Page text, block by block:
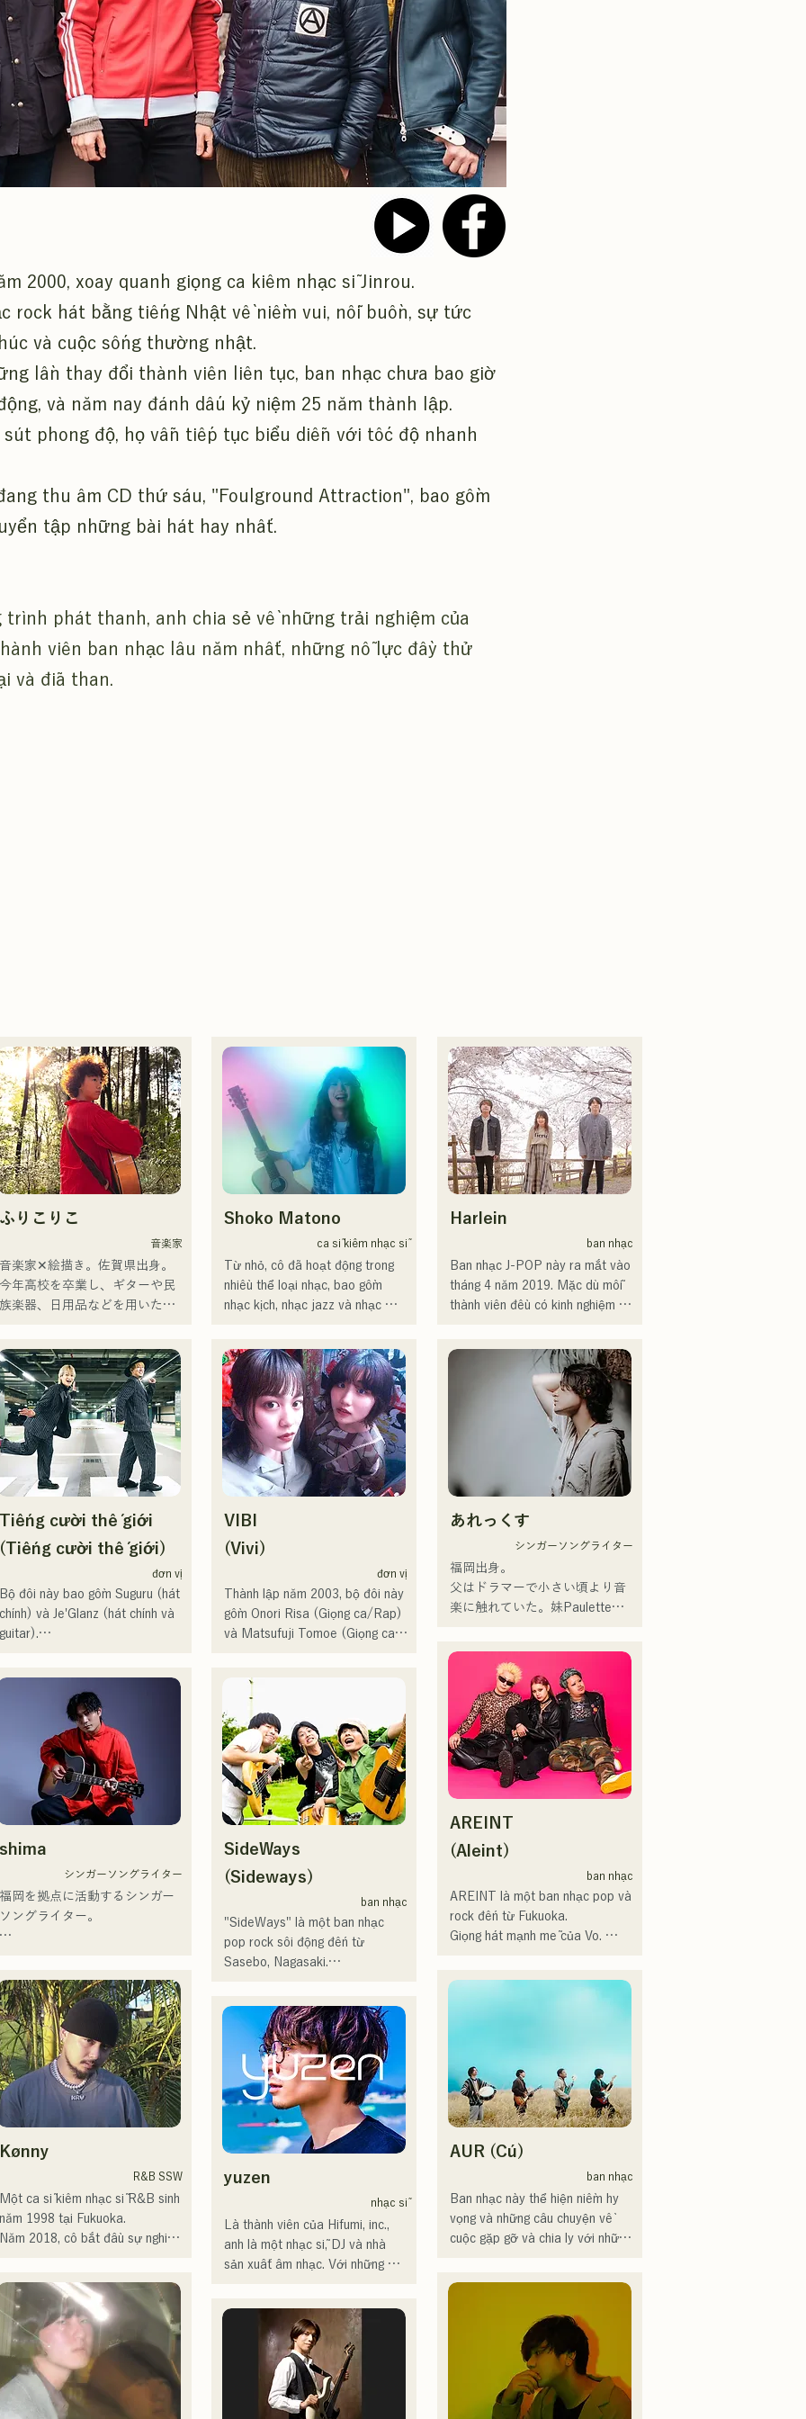
2000, xoay quanh giọng ca kiêm nhạc sĩ Jinrou.
rock hát bằng tiếng Nhật về niềm vui, nỗi buồn, sự tức
và cuộc sống thường nhật.
lần thay đổi thành viên liên tục, ban nhạc chưa bao giờ
và năm nay đánh dấu kỷ niệm 25 năm thành lập.
sút phong độ, họ vẫn tiếp tục biểu diễn với tốc độ nhanh
thu âm CD thứ sáu, "Foulground Attraction", bao gồm
tập những bài hát hay nhất.
trình phát thanh, anh chia sẻ về những trải nghiệm của
viên ban nhạc lâu năm nhất, những nỗ lực đầy thử
và đĩa than.
ふりこりこ
音楽家
音楽家✕絵描き。佐賀県出身。
今年高校を卒業し、ギターや民
族楽器、日用品などを用いた、
作に励む。枠に収まりきれな
マルチな表現スタイルを確立
るため、日々探求を続けてい
る。現在はSNSを中心に、自身
表現を発信中。
Tiếng cười thế giới
(Tiếng cười thế giới)
đơn vị
Bộ đôi này bao gồm Suguru (hát
chính) và Je'Glanz (hát chính và
guitar).
biểu diễn tại Red and White
Song Battle.
Họ có hơn 3,5 triệu lượt xem
trên mạng xã hội và hơn 119.000
người theo dõi!
Họ cũng được chọn thể hiện ca
khúc chủ đề cho Giải vô địch
Bản lần thứ 106 vào năm 2024,
đại diện cho J:COM Fukuoka,
Kumamoto và Shimonoseki,
khiến họ trở thành một nhóm
shima
シンガーソングライター
福岡を拠点に活動するシンガー
ソングライター。
の力強さとバラードの繊細さ
併せ持つ楽曲を届けている。
ンセプトは、「等身大のまま
。僕とあなたのための音楽
。」気持ちが落ち込んだ時
、心が沈んでしまう時こそ聴
自分自身も迷いや葛藤を抱える
瞬間があるからこそ、作り物で
はなく、ありのままの感情や言
葉をそのまま音楽にしている。
福岡を中心にブッキングライブ
路上ライブなど精力的に活動
を行っている。
年11月22日にはファースト
ワンマンライブを開催。
Kønny
R&B SSW
Một ca sĩ kiêm nhạc sĩ R&B sinh
năm 1998 tại Fukuoka.
Năm 2018, cô bắt đầu sự nghiệp
(trước đây là MELTY
LOUNGE).
Năm 2022, cô bắt đầu hoạt
solo với nghệ danh Kønny.
Kết hợp âm nhạc R&B của
năm 90 và 2000 đã ảnh
hưởng đến cô từ khi còn nhỏ, cô
Shoko Matono
ca sĩ kiêm nhạc sĩ
Từ nhỏ, cô đã hoạt động trong
nhiều thể loại nhạc, bao gồm
nhạc kịch, nhạc jazz và nhạc
Cô đã xuất hiện trên nhiều
phương tiện truyền thông, chủ
yếu tại quê nhà Fukuoka và
Kyushu, và cũng tham gia vào
nhiều bài hát và phim quảng cáo
của các công ty.
Từ năm 2014 đến năm 2017, cô
trong nhiều lĩnh vực, bao gồm
sáng tác bài hát cho quảng cáo
trong chương trình "MUSIC
FAIR" của Fuji TV, và xuất hiện
trong các vở nhạc kịch rock.
Fukuoka, nơi cô không chỉ làm
việc mà còn hoạt động trong
nhiều lĩnh vực khác, bao gồm
phát thanh viên, huấn luyện viên
thanh nhạc và giảng viên trường
dạy nghề. Với giọng hát cao vút
và khả năng ca hát xuất chúng,
cô là một ca sĩ kiêm nhạc sĩ sẽ
dẫn dắt thế hệ tương lai.
VIBI
(Vivi)
đơn vị
Thành lập năm 2003, bộ đôi này
gồm Onori Risa (Giọng ca/Rap)
và Matsufuji Tomoe (Giọng ca).
nhẹ nhàng và giọng hát ấm áp
nhưng đầy nội lực, nhẹ nhàng
chạm đến trái tim người nghe.
Họ chính thức bắt đầu hoạt động
với việc phát hành đĩa đơn đầu
ngày 23 tháng 1 năm 2025.
Họ thể hiện âm nhạc của mình
Họ được hỗ trợ trong các bản
thu âm và biểu diễn trực tiếp bởi
Zigzaguzu, Taisei (Trống) trước
đây của meow, Yuya Suehiro
(Guitar) của the perfect me, và
S0. (Banus) của xanadoo.
[ĐĨA ĐƠN MỚI]
Bài hát mới của họ, "The World
is Love," sẽ được phát hành vào
SideWays
(Sideways)
ban nhạc
"SideWays" là một ban nhạc
pop rock sôi động đến từ
Sasebo, Nagasaki.
hành EP mới "Yume Sen'ya" và
bắt đầu chuyến lưu diễn toàn
Hãy cùng thưởng thức những bài
hát vui nhộn nhưng cũng có phần
u sầu của họ dựa trên tiểu
yuzen
nhạc sĩ
Là thành viên của Hifumi, inc.,
anh là một nhạc sĩ, DJ và nhà
sản xuất âm nhạc. Với những
bữa tiệc trên khắp đất nước. Kỹ
năng biểu diễn trên sân khấu,
cùng với kỹ năng DJ vững chắc,
của anh được đánh giá rất cao.
Harlein
ban nhạc
Ban nhạc J-POP này ra mắt vào
tháng 4 năm 2019. Mặc dù mỗi
thành viên đều có kinh nghiệm và
định thành lập một ban nhạc với
những mục tiêu âm nhạc mới.
Giọng hát trong trẻo và những
bài hát với ca từ gần gũi, giai
điệu hoài niệm của CHiKa đã
nhận được sự ủng hộ từ nhiều
thế hệ. Cá tính riêng của từng
trợ âm nhạc, và âm thanh nhẹ
nhàng, ấm áp.
Hiện tại, họ biểu diễn tại các địa
điểm nhạc sống và sự kiện ngoài
trời, chủ yếu ở Fukuoka, và cũng
あれっくす
シンガーソングライター
福岡出身。
父はドラマーで小さい頃より音
楽に触れていた。妹Pauletteも
クファミリー。
10代後半にアメリカへ4年半留
学。
現在はLOVE FMの"music
×serendipity"でラジオDJを務め
る。
またアーティストの傍、モデル
界的有名なオーディション番組
「ブリテンズゴットタレント」
デンブザーを獲得し、その後ス
ペインのゴットタレントでもゴ
ールデンブザーを獲得した、ノ
ボせもんなべの応援歌「ゴール
時代の心友とコライトした本格
フルアルバム「ONE BIG
FAMILY」を2025.12.31にリリ
ースし、iTunesカントリーアル
バムで初登場5位、その後3位を
獲得。
日本テレビ「笑ってこらえ
て」、FBS「福岡くん。」、
「発見らくちゃく！」や
FUKUOKA STREET PARTY、
Hannibal Halloween Music
Summer Boostイベントステー
World cup2019 Public viewing、
競輪日本一ダービーの場内アナ
ウンス、ラグビー女子日本代表
世界大会スタジアムDJ、プレア
デスカップ2023(ダンスイベン
AREINT
(Aleint)
ban nhạc
AREINT là một ban nhạc pop và
rock đến từ Fukuoka.
Giọng hát mạnh mẽ của Vo.
Ca khúc "Remember Me" của
họ đã được chọn làm nhạc nền
mở đầu cho chương trình "KBC
AUR (Cú)
ban nhạc
Ban nhạc này thể hiện niềm hy
vọng và những câu chuyện về
cuộc gặp gỡ và chia ly với những
đưa những cảm xúc này vào lời
bài hát và sáng tác những bài
hát với sự hòa âm độc đáo của
từng thành viên.